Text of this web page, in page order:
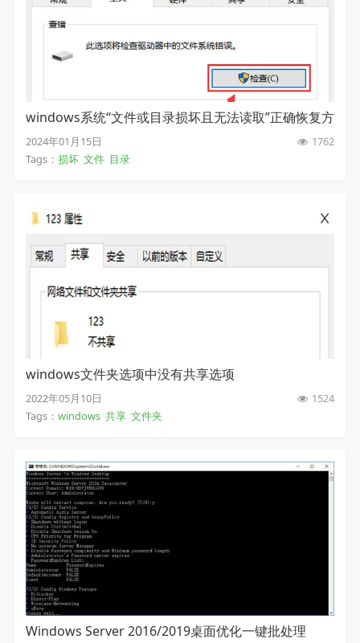
windows系统“文件或目录损坏且无法读取”正确恢复方
法
2024年01月15日
1762
Tags： 损坏 文件 目录
windows文件夹选项中没有共享选项
2022年05月10日
1524
Tags： windows 共享 文件夹
Windows Server 2016/2019桌面优化一键批处理